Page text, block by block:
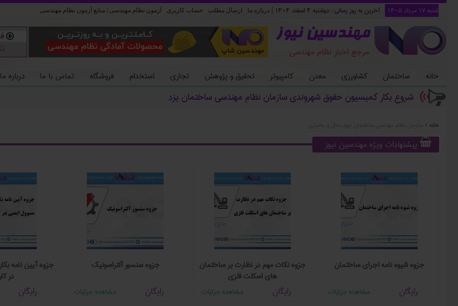
شنبه ۱۷ مرداد ۱۴۰۵ آخرین به روز رسانی : دوشنبه ۴ اسفند ۱۴۰۴ | درباره ما ارسال مطلب حساب کاربری آزمون نظام مهندسی | منابع آزمون نظام مهندسی
مهندسین نیوز
مرجع اخبار نظام مهندسی
خانه ساختمان کشاورزی معدن کامپیوتر تحقیق و پژوهش تجاری استخدام فروشگاه تماس با ما درباره ما
شروع بکار کمیسیون حقوق شهروندی سازمان نظام مهندسی ساختمان یزد
خانه
پیشنهادات ویژه مهندسین نیوز
جزوه آیین نامه
در
رایگان
جزوه سنسور آلتراسونیک
رایگان مشاهده جزئیات
جزوه نکات مهم در نظارت بر ساختمان
های اسکلت فلزی
رایگان مشاهده جزئیات
جزوه شیوه نامه اجرای ساختمان
رایگان مشاهده جزئیات